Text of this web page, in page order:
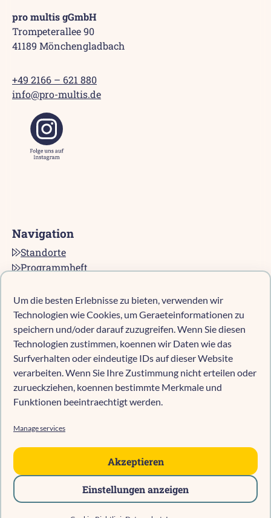
Um die besten Erlebnisse zu bieten, verwenden wir
Technologien wie Cookies, um Geraeteinformationen zu
speichern und/oder darauf zuzugreifen. Wenn Sie diesen
Technologien zustimmen, koennen wir Daten wie das
Surfverhalten oder eindeutige IDs auf dieser Website
verarbeiten. Wenn Sie Ihre Zustimmung nicht erteilen oder
zurueckziehen, koennen bestimmte Merkmale und
Funktionen beeintraechtigt werden.
Manage services
Akzeptieren
Einstellungen anzeigen
TELEFON
pro multis gGmbH
Trompeterallee 90
41189 Mönchengladbach
+49 2166 – 621 880
info@pro-multis.de
Navigation
Standorte
Programmheft
Karriere bei pro multis
Impressum
Datenschutz
Cookie-Richtlinie (EU)
Kind anmelden
Kita-Navigator Kreis Heinsberg
Kita-Navigator Stadt Heinsberg
Kita-Navigator Geilenkirchen
Kita-Navigator Erkelenz
Kita-Navigator Hückelhoven